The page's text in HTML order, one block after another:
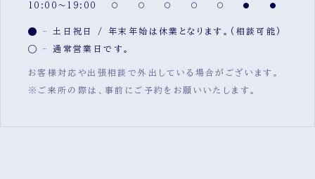
10:00～19:00
土日祝日 / 年末年始は休業となります。(相談可能)
通常営業日です。
お客様対応や出張相談で外出している場合がございます。
※ご来所の際は、事前にご予約をお願いいたします。